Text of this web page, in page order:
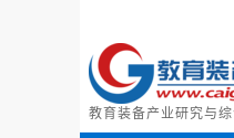
教育装备产业研究与